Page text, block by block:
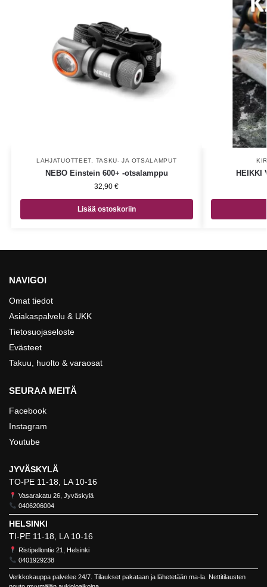
LAHJATUOTTEET, TASKU- JA OTSALAMPUT
NEBO Einstein 600+ -otsalamppu
32,90€
Lisää ostoskoriin
HEIKKI
NAVIGOI
Omat tiedot
Asiakaspalvelu & UKK
Tietosuojaseloste
Evästeet
Takuu, huolto & varaosat
SEURAA MEITÄ
Facebook
Instagram
Youtube
JYVÄSKYLÄ
TO-PE 11-18, LA 10-16
Vasarakatu 26, Jyväskylä
0406206004
HELSINKI
TI-PE 11-18, LA 10-16
Ristipellontie 21, Helsinki
0401929238
Verkkokauppa palvelee 24/7. Tilaukset pakataan ja lähetetään ma-la. Nettitilausten